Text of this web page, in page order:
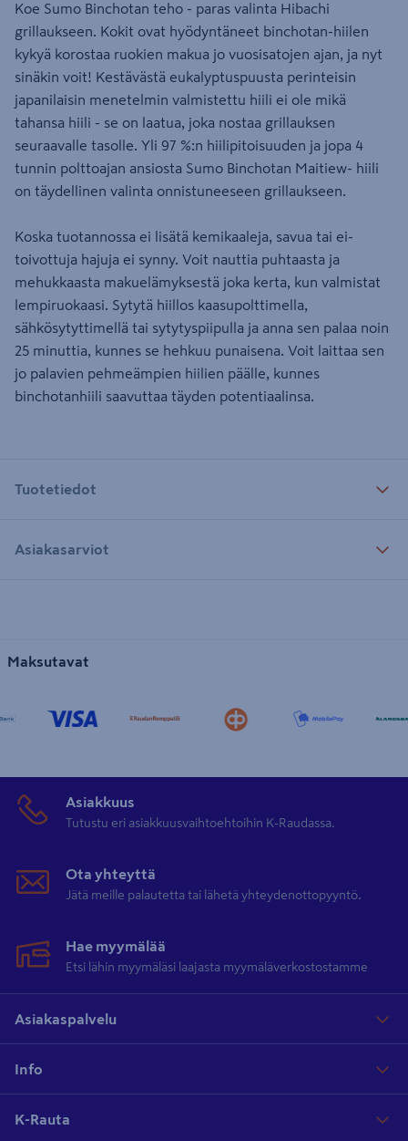
Koe Sumo Binchotan teho - paras valinta Hibachi
grillaukseen. Kokit ovat hyödyntäneet binchotan-hiilen
kykyä korostaa ruokien makua jo vuosisatojen ajan, ja nyt
sinäkin voit! Kestävästä eukalyptuspuusta perinteisin
japanilaisin menetelmin valmistettu hiili ei ole mikä
tahansa hiili - se on laatua, joka nostaa grillauksen
seuraavalle tasolle. Yli 97 %:n hiilipitoisuuden ja jopa 4
tunnin polttoajan ansiosta Sumo Binchotan Maitiew- hiili
on täydellinen valinta onnistuneeseen grillaukseen.
Koska tuotannossa ei lisätä kemikaaleja, savua tai ei-
toivottuja hajuja ei synny. Voit nauttia puhtaasta ja
mehukkaasta makuelämyksestä joka kerta, kun valmistat
lempiruokaasi. Sytytä hiillos kaasupolttimella,
sähkösytyttimellä tai sytytyspiipulla ja anna sen palaa noin
25 minuttia, kunnes se hehkuu punaisena. Voit laittaa sen
jo palavien pehmeämpien hiilien päälle, kunnes
binchotanhiili saavuttaa täyden potentiaalinsa.
Tuotetiedot
Asiakasarviot
Maksutavat
Asiakkuus
Tutustu eri asiakkuusvaihtoehtoihin K-Raudassa.
Ota yhteyttä
Jätä meille palautetta tai lähetä yhteydenottopyyntö.
Hae myymälää
Etsi lähin myymäläsi laajasta myymäläverkostostamme
Asiakaspalvelu
Info
K-Rauta